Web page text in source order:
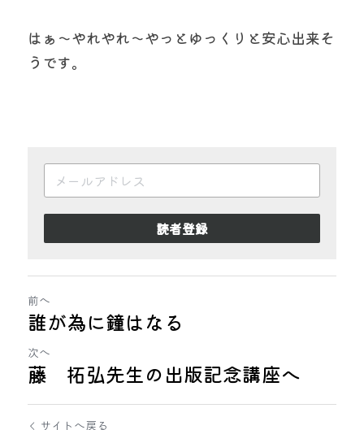
はぁ～やれやれ～やっとゆっくりと安心出来そ
うです。
読者登録
前へ
誰が為に鐘はなる
次へ
藤 拓弘先生の出版記念講座へ
サイトへ戻る